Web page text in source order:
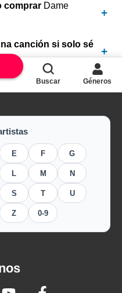
comprar Dame
canción si solo sé
E F G
L M N
S T U
Z 0-9
Buscar Géneros